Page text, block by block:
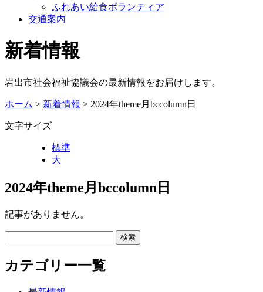
ふれあい給食ボランティア
交通案内
新着情報
岩出市社会福祉協議会の最新情報をお届けします。
ホーム > 新着情報 > 2024年theme月bccolumn日
文字サイズ
標準
大
2024年theme月bccolumn日
記事がありません。
カテゴリー一覧